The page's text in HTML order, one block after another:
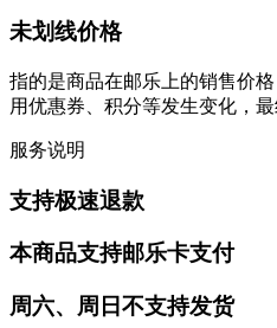
未划线价格
指的是商品在邮乐上的销售价
用优惠券、积分等发生变化，
服务说明
支持极速退款
本商品支持邮乐卡支付
周六、周日不支持发货